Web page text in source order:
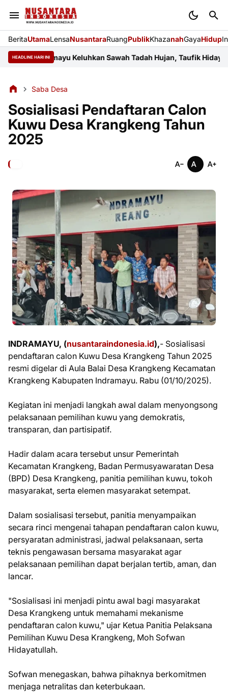
BeritaUtamaLensaNusantaraRuangPublikKhazanahGayaHidup
HEADLINE HARI INI
Indramayu Keluhkan Sawah Tadah Hujan, Taufik Hidayat Janji
Saba Desa
Sosialisasi Pendaftaran Calon
Kuwu Desa Krangkeng Tahun
2025
INDRAMAYU, (nusantaraindonesia.id),- Sosialisasi
pendaftaran calon Kuwu Desa Krangkeng Tahun 2025
resmi digelar di Aula Balai Desa Krangkeng Kecamatan
Krangkeng Kabupaten Indramayu. Rabu (01/10/2025).
Kegiatan ini menjadi langkah awal dalam menyongsong
pelaksanaan pemilihan kuwu yang demokratis,
transparan, dan partisipatif.
Hadir dalam acara tersebut unsur Pemerintah
Kecamatan Krangkeng, Badan Permusyawaratan Desa
(BPD) Desa Krangkeng, panitia pemilihan kuwu, tokoh
masyarakat, serta elemen masyarakat setempat.
Dalam sosialisasi tersebut, panitia menyampaikan
secara rinci mengenai tahapan pendaftaran calon kuwu,
persyaratan administrasi, jadwal pelaksanaan, serta
teknis pengawasan bersama masyarakat agar
pelaksanaan pemilihan dapat berjalan tertib, aman, dan
lancar.
"Sosialisasi ini menjadi pintu awal bagi masyarakat
Desa Krangkeng untuk memahami mekanisme
pendaftaran calon kuwu," ujar Ketua Panitia Pelaksana
Pemilihan Kuwu Desa Krangkeng, Moh Sofwan
Hidayatullah.
Sofwan menegaskan, bahwa pihaknya berkomitmen
menjaga netralitas dan keterbukaan.